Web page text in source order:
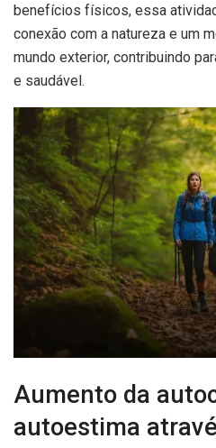
benefícios físicos, essa
conexão com a natureza e um
mundo exterior, contribuindo
e saudável.
Aumento da
autoestima